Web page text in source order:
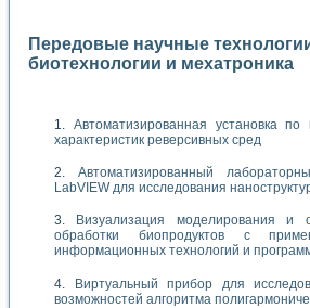
Передовые научные
биотехнологии и мехатроника
Автоматизированная установка
характеристик реверсивных сред
Автоматизированный
LabVIEW для исследования
Визуализация моделирования и
обработки биопродуктов с
информационных технологий и
Виртуальный прибор для
возможностей алгоритма